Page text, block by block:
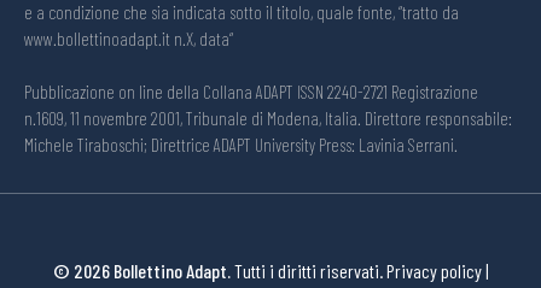
e a condizione che sia indicata sotto il titolo, quale fonte, “tratto da
www.bollettinoadapt.it n.X, data“
Pubblicazione on line della Collana ADAPT ISSN 2240-2721 Registrazione
n.1609, 11 novembre 2001, Tribunale di Modena, Italia. Direttore responsabile:
Michele Tiraboschi; Direttrice ADAPT University Press: Lavinia Serrani.
© 2026 Bollettino Adapt.Tutti i diritti riservati.Privacy policy|